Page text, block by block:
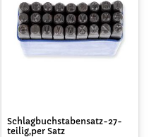
Schlagbuchstabensatz-27-
teilig,per Satz